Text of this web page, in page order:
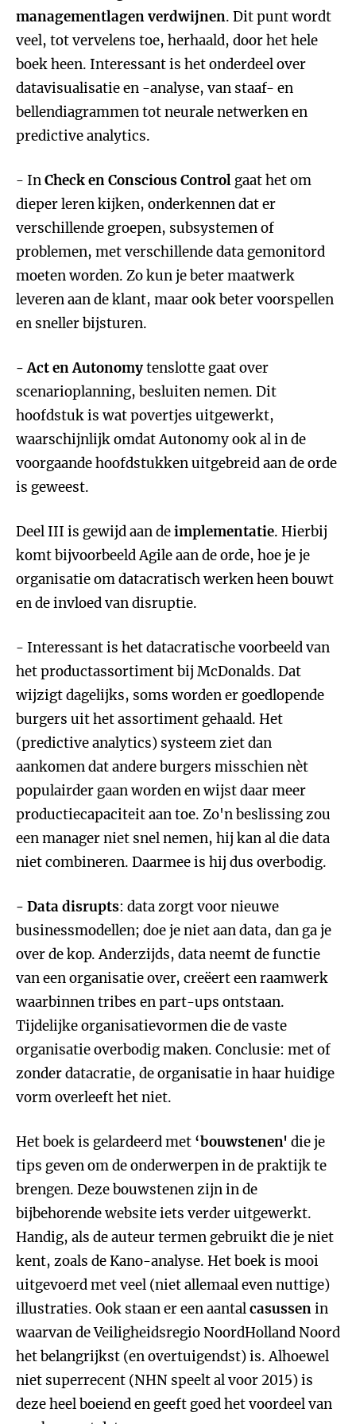
managementlagen verdwijnen. Dit punt wordt
veel, tot vervelens toe, herhaald, door het hele
boek heen. Interessant is het onderdeel over
datavisualisatie en -analyse, van staaf- en
bellendiagrammen tot neurale netwerken en
predictive analytics.
- InCheck en Conscious Control gaat het om
dieper leren kijken, onderkennen dat er
verschillende groepen, subsystemen of
problemen, met verschillende data gemonitord
moeten worden. Zo kun je beter maatwerk
leveren aan de klant, maar ook beter voorspellen
en sneller bijsturen.
- Act en Autonomytenslotte gaat over
scenarioplanning, besluiten nemen. Dit
hoofdstuk is wat povertjes uitgewerkt,
waarschijnlijk omdat Autonomy ook al in de
voorgaande hoofdstukken uitgebreid aan de orde
is geweest.
Deel III is gewijd aan deimplementatie. Hierbij
komt bijvoorbeeld Agile aan de orde, hoe je je
organisatie om datacratisch werken heen bouwt
en de invloed van disruptie.
- Interessant is het datacratische voorbeeld van
het productassortiment bij McDonalds. Dat
wijzigt dagelijks, soms worden er goedlopende
burgers uit het assortiment gehaald. Het
(predictive analytics) systeem ziet dan
aankomen dat andere burgers misschien nèt
populairder gaan worden en wijst daar meer
productiecapaciteit aan toe. Zo'n beslissing zou
een manager niet snel nemen, hij kan al die data
niet combineren. Daarmee is hij dus overbodig.
- Data disrupts: data zorgt voor nieuwe
businessmodellen; doe je niet aan data, dan ga je
over de kop. Anderzijds, data neemt de functie
van een organisatie over, creëert een raamwerk
waarbinnen tribes en part-ups ontstaan.
Tijdelijke organisatievormen die de vaste
organisatie overbodig maken. Conclusie: met of
zonder datacratie, de organisatie in haar huidige
vorm overleeft het niet.
Het boek is gelardeerd met ‘bouwstenen' die je
tips geven om de onderwerpen in de praktijk te
brengen. Deze bouwstenen zijn in de
bijbehorende website iets verder uitgewerkt.
Handig, als de auteur termen gebruikt die je niet
kent, zoals de Kano-analyse. Het boek is mooi
uitgevoerd met veel (niet allemaal even nuttige)
illustraties. Ook staan er een aantalcasussenin
waarvan de Veiligheidsregio NoordHolland Noord
het belangrijkst (en overtuigendst) is. Alhoewel
niet superrecent (NHN speelt al voor 2015) is
deze heel boeiend en geeft goed het voordeel van